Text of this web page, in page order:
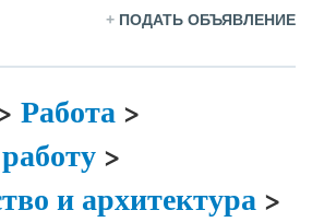
+ ПОДАТЬ ОБЪЯВЛЕНИЕ
Работа>
>
и архитектура>